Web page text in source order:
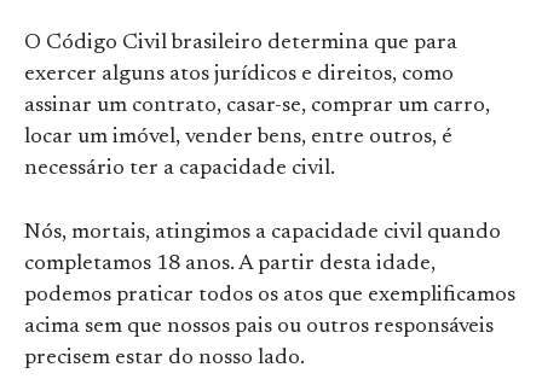
O Código Civil brasileiro determina que para
exercer alguns atos jurídicos e direitos, como
assinar um contrato, casar-se, comprar um carro,
locar um imóvel, vender bens, entre outros, é
necessário ter a capacidade civil.
Nós, mortais, atingimos a capacidade civil quando
completamos 18 anos. A partir desta idade,
podemos praticar todos os atos que exemplificamos
acima sem que nossos pais ou outros responsáveis
precisem estar do nosso lado.